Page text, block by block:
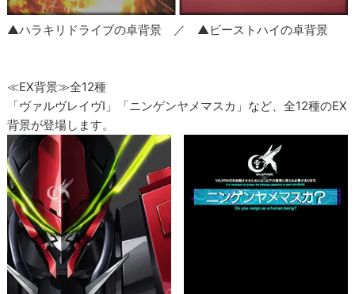
▲ハラキリドライブの卓背景 ／ ▲ビーストハイの卓背景
≪EX背景≫全12種
「ヴァルヴレイヴI」「ニンゲンヤメマスカ」など、全12種のEX
背景が登場します。